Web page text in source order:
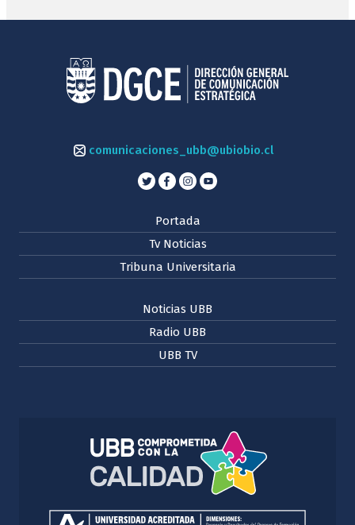
comunicaciones_ubb@ubiobio.cl
Portada
Tv Noticias
Tribuna Universitaria
Noticias UBB
Radio UBB
UBB TV